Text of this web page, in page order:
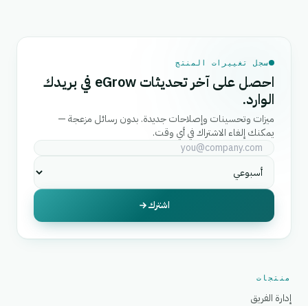
سجل تغييرات المنتج
احصل على آخر تحديثات eGrow في بريدك
الوارد.
ميزات وتحسينات وإصلاحات جديدة. بدون رسائل مزعجة —
يمكنك إلغاء الاشتراك في أي وقت.
اشترك
منتجات
إدارة الفريق